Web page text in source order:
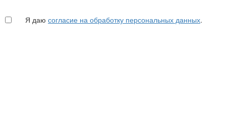
Я даю согласие на обработку персональных данных.